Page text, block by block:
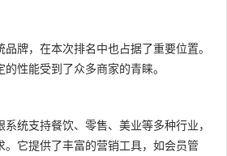
牌，在本次排名中也占据了重要位置。
性能受到了众多商家的青睐。
统支持餐饮、零售、美业等多种行业，
。它提供了丰富的营销工具，如会员管